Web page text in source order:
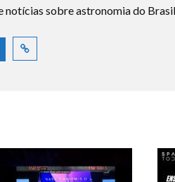
notícias sobre astronomia do